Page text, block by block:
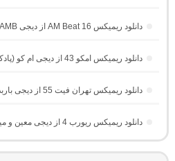
دانلود ریمیکس AM Beat 16 از دیجی AMB (پادکست طولانی شنیدنی)
دانلود ریمیکس امکو 43 از دیجی ام کو (پادکست طولانی عاشقانه)
دانلود ریمیکس تهران فیت 55 از دیجی باربد و محمد موریانی
دانلود ریمیکس ریورب 4 از دیجی معین و میشاموزیکز “طولانی احساسی”